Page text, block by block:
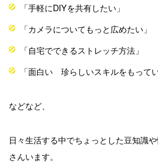
「手軽にDIYを共有したい」
「カメラについてもっと広めたい」
「自宅でできるストレッチ方法」
「面白い 珍らしいスキルをもって
などなど、
日々生活する中でちょっとした豆知識
さんいます。